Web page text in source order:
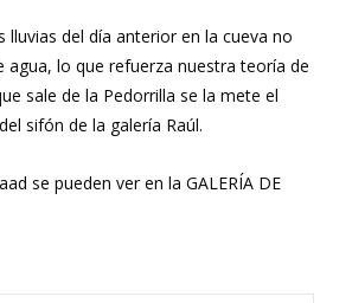
lluvias del día anterior en la cueva no
agua, lo que refuerza nuestra teoría de
sale de la Pedorrilla se la mete el
sifón de la galería Raúl.
se pueden ver en la GALERÍA DE